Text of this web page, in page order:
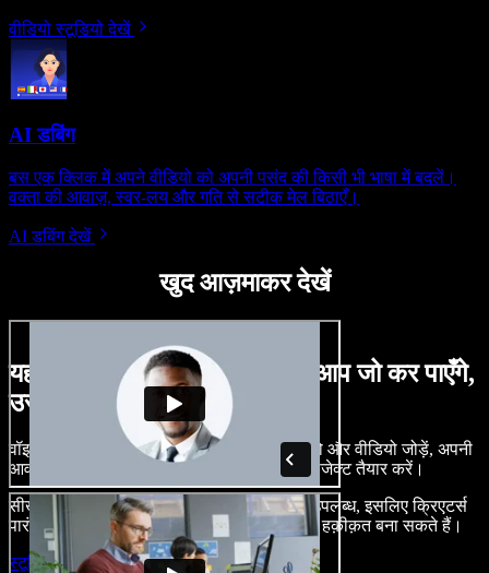
वीडियो स्टूडियो देखें
AI डबिंग
बस एक क्लिक में अपने वीडियो को अपनी पसंद की किसी भी भाषा में बदलें।
वक्ता की आवाज़, स्वर-लय और गति से सटीक मेल बिठाएँ।
AI डबिंग देखें
खुद आज़माकर देखें
यहाँ Speechify Studio के साथ आप जो कर पाएँगे,
उसका एक छोटा सा नमूना है।
वॉइस-ओवर बनाएं, रॉयल्टी-फ्री स्टॉक इमेज, ऑडियो और वीडियो जोड़ें, अपनी
आवाज़ क्लोन करें, और बेहतरीन ऑडियो-वीडियो प्रोजेक्ट तैयार करें।
सीखने की कोई बाधा नहीं और सब कुछ ब्राउज़र में उपलब्ध, इसलिए क्रिएटर्स
पारंपरिक सीमाएँ छोड़ अपने हर रचनात्मक विचार को हक़ीक़त बना सकते हैं।
स्टूडियो लॉन्च करें